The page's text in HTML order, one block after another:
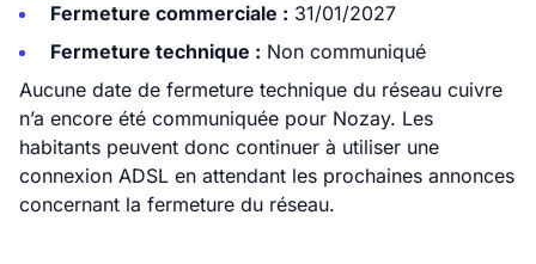
Fermeture commerciale : 31/01/2027
Fermeture technique : Non communiqué
Aucune date de fermeture technique du réseau cuivre
n’a encore été communiquée pour Nozay. Les
habitants peuvent donc continuer à utiliser une
connexion ADSL en attendant les prochaines annonces
concernant la fermeture du réseau.